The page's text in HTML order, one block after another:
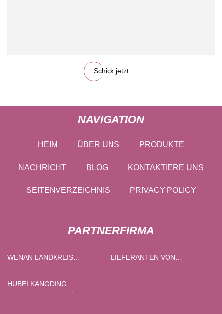
Schick jetzt
NAVIGATION
HEIM ÜBER UNS PRODUKTE
NACHRICHT BLOG KONTAKTIERE UNS
SEITENVERZEICHNIS PRIVACY POLICY
PARTNERFIRMA
WENAN LANDKREIS
LTD
LIEFERANTEN VON
HUBEI KANGDING